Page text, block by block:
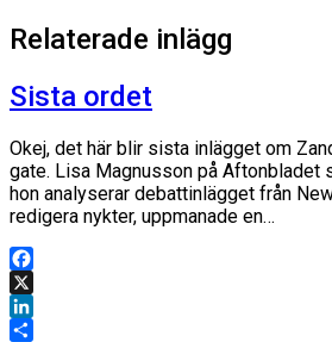
Relaterade inlägg
Sista ordet
Okej, det här blir sista inlägget om
gate. Lisa Magnusson på Aftonbladet
hon analyserar debattinlägget från
redigera nykter, uppmanade en…
Facebook
X
LinkedIn